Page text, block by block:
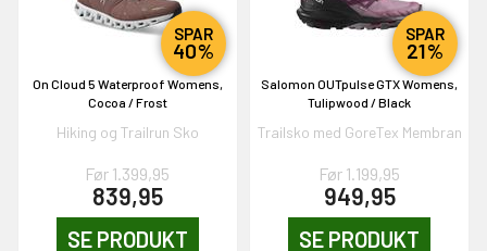
SPAR
40%
On Cloud 5 Waterproof Womens,
Cocoa / Frost
Hiking og Trailrun Sko
Før 1.399,95
839,95
SE PRODUKT
SPAR
21%
Salomon OUTpulse GTX Womens,
Tulipwood / Black
Trailsko med GoreTex Membran
Før 1.199,95
949,95
SE PRODUKT